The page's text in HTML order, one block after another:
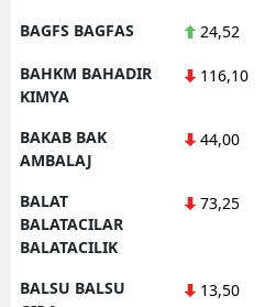
BAGFS BAGFAS 24,52
BAHKM BAHADIR
KIMYA
116,10
BAKAB BAK
AMBALAJ
44,00
BALAT
BALATACILAR
BALATACILIK
73,25
BALSU BALSU
13,50